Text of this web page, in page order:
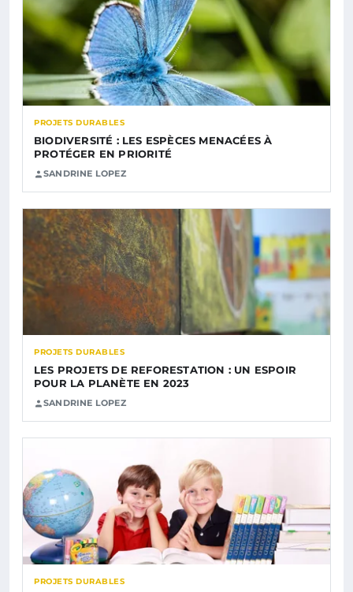
PROJETS DURABLES
BIODIVERSITÉ : LES ESPÈCES MENACÉES À
PROTÉGER EN PRIORITÉ
SANDRINE LOPEZ
PROJETS DURABLES
LES PROJETS DE REFORESTATION : UN ESPOIR
POUR LA PLANÈTE EN 2023
SANDRINE LOPEZ
PROJETS DURABLES